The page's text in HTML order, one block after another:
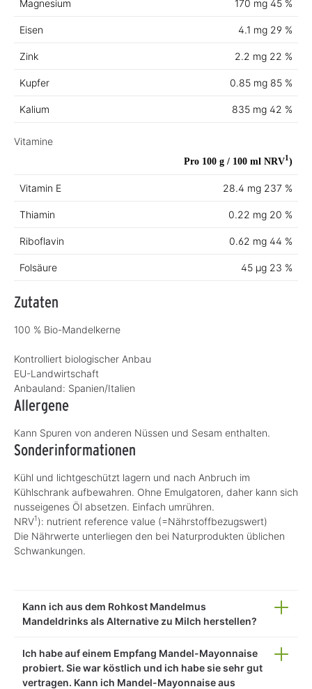
Magnesium 170 mg 45 %
Eisen 4.1 mg 29 %
Zink 2.2 mg 22 %
Kupfer 0.85 mg 85 %
Kalium 835 mg 42 %
Vitamine
Pro 100 g / 100 ml NRV1)
Vitamin E 28.4 mg 237 %
Thiamin 0.22 mg 20 %
Riboflavin 0.62 mg 44 %
Folsäure 45 µg 23 %
Zutaten
100 % Bio-Mandelkerne
Kontrolliert biologischer Anbau
EU-Landwirtschaft
Anbauland: Spanien/Italien
Allergene
Kann Spuren von anderen Nüssen und Sesam enthalten.
Sonderinformationen
Kühl und lichtgeschützt lagern und nach Anbruch im
Kühlschrank aufbewahren. Ohne Emulgatoren, daher kann sich
nusseigenes Öl absetzen. Einfach umrühren.
NRV1 ): nutrient reference value (=Nährstoffbezugswert)
Die Nährwerte unterliegen den bei Naturprodukten üblichen
Schwankungen.
Kann ich aus dem Rohkost Mandelmus
Mandeldrinks als Alternative zu Milch herstellen?
Ich habe auf einem Empfang Mandel-Mayonnaise
probiert. Sie war köstlich und ich habe sie sehr gut
vertragen. Kann ich Mandel-Mayonnaise aus